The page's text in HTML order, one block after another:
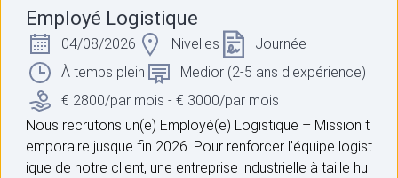
Employé Logistique
04/08/2026 Nivelles
Journée
À temps plein
Medior (2-5 ans d'expérience)
€ 2800/par mois - € 3000/par mois
Nous recrutons un(e) Employé(e) Logistique – Mission t
emporaire jusque fin 2026. Pour renforcer l’équipe logist
ique de notre client, une entreprise industrielle à taille hu